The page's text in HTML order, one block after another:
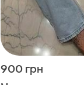
900 грн